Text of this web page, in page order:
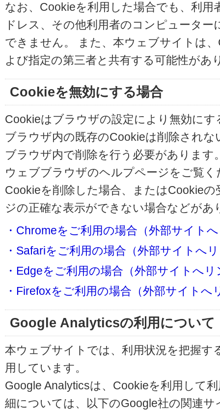
なお、Cookieを利用した場合でも、利用
ドレス、その他利用者のコンピュータ
できません。 また、本ウェブサイトは
よび指定の第三者と共有する可能性があ
Cookieを無効にする場合
Cookieはブラウザの設定により無効に
ブラウザ内の既存のCookieは削除され
ブラウザ内で削除を行う必要があります
ウェブブラウザのヘルプページをご覧く
Cookieを削除した場合、またはCookie
ジの正確な表示ができない場合などが
・Chromeをご利用の場合（外部サイト
・Safariをご利用の場合（外部サイトへ
・Edgeをご利用の場合（外部サイトへリ
・Firefoxをご利用の場合（外部サイトへ
Google Analyticsの利用について
本ウェブサイトでは、利用状況を把握す
用しています。
Google Analyticsは、Cookieを利用して
細については、以下のGoogle社の関連